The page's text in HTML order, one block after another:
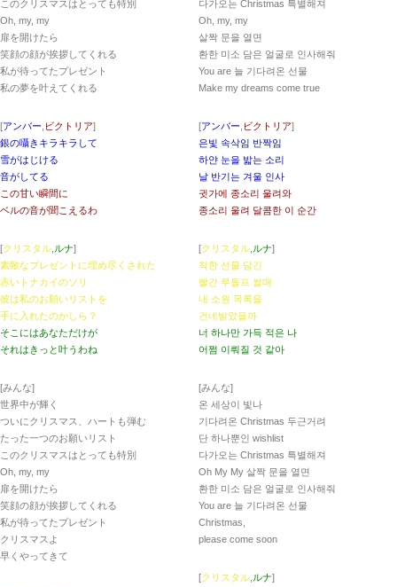
このクリスマスはとっても特別
Oh, my, my
扉を開けたら
笑顔の顔が挨拶してくれる
私が待ってたプレゼント
私の夢を叶えてくれる
[アンバー ビクトリア]
銀の囁きキラキラして
雪がはじける
音がしてる
この甘い瞬間に
ベルの音が聞こえるわ
[クリスタル ルナ]
素敵なプレゼントに埋め尽くされた
赤いトナカイのソリ
彼は私のお願いリストを
手に入れたのかしら？
そこにはあなただけが
それはきっと叶うわね
[みんな]
世界中が輝く
ついにクリスマス、ハートも弾む
たった一つのお願いリスト
このクリスマスはとっても特別
Oh, my, my
扉を開けたら
笑顔の顔が挨拶してくれる
私が待ってたプレゼント
クリスマスよ
早くやってきて
다가오는 Christmas 특별해져
Oh, my, my
살짝 문을 열면
환한 미소 담은 얼굴로 인사해줘
You are 늘 기다려온 선물
Make my dreams come true
[アンバー ビクトリア]
은빛 속삭임 반짝임
하얀 눈을 밟는 소리
날 반기는 겨울 인사
귓가에 종소리 울려와
종소리 울려 달콤한 이 순간
[クリスタル ルナ]
착한 선물 담긴
빨간 루돌프 썰매
내 소원 목록을
건네받았을까
너 하나만 가득 적은 나
어쩜 이뤄질 것 같아
[みんな]
온 세상이 빛나
기다려온 Christmas 두근거려
단 하나뿐인 wishlist
다가오는 Christmas 특별해져
Oh My My 살짝 문을 열면
환한 미소 담은 얼굴로 인사해줘
You are 늘 기다려온 선물
Christmas,
please come soon
[クリスタル ルナ]